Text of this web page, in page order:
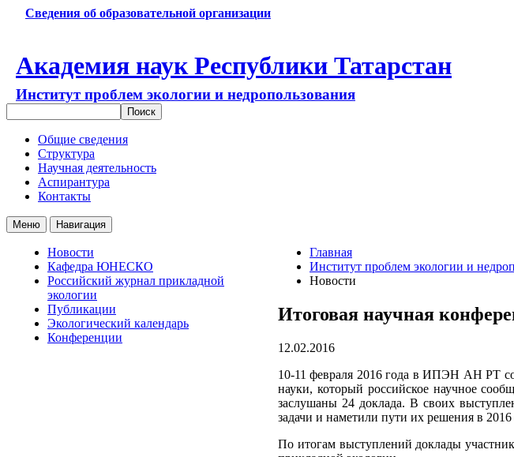
Сведения об образовательной организации
Академия наук Республики Татарстан
Институт проблем экологии и недропользования
Общие сведения
Структура
Научная деятельность
Аспирантура
Контакты
Меню Навигация
Новости
Кафедра ЮНЕСКО
Российский журнал прикладной
экологии
Публикации
Экологический календарь
Конференции
Главная
Институт проблем экологии и
Новости
Итоговая научная
12.02.2016
10-11 февраля 2016 года в ИПЭН АН РТ
науки, который российское научное
заслушаны 24 доклада. В своих
задачи и наметили пути их решения в 2016
По итогам выступлений доклады